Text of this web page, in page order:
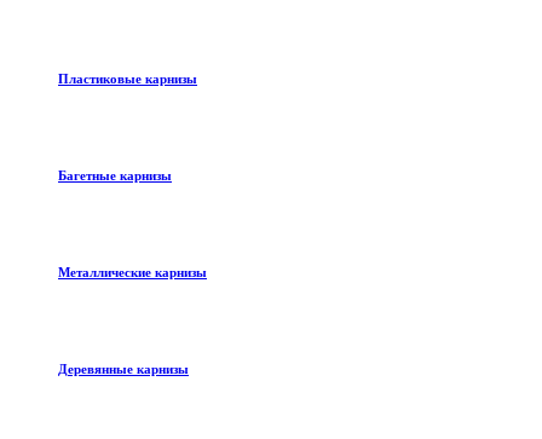
Пластиковые карнизы
Багетные карнизы
Металлические карнизы
Деревянные карнизы